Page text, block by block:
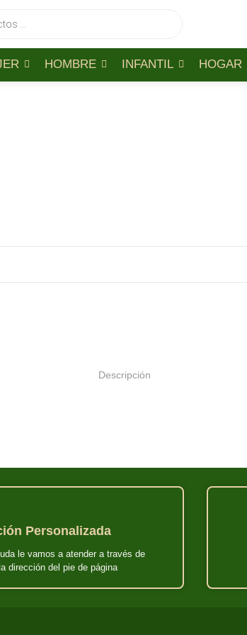
HOMBRE INFANTIL HOGAR
Descripción
Personalizada
le vamos a atender a través de
dirección del pie de página